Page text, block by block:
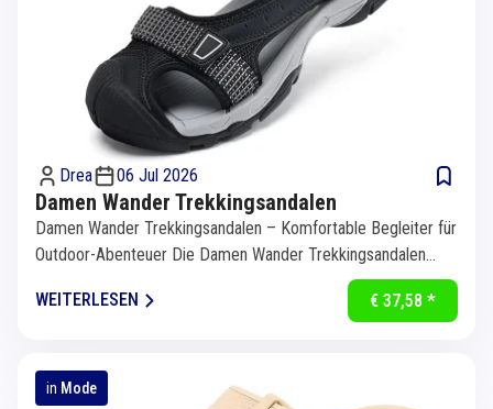
Drea 06 Jul 2026
Damen Wander Trekkingsandalen
Damen Wander Trekkingsandalen – Komfortable Begleiter für
Outdoor-Abenteuer Die Damen Wander Trekkingsandalen
WEITERLESEN
€ 37,58 *
in Mode